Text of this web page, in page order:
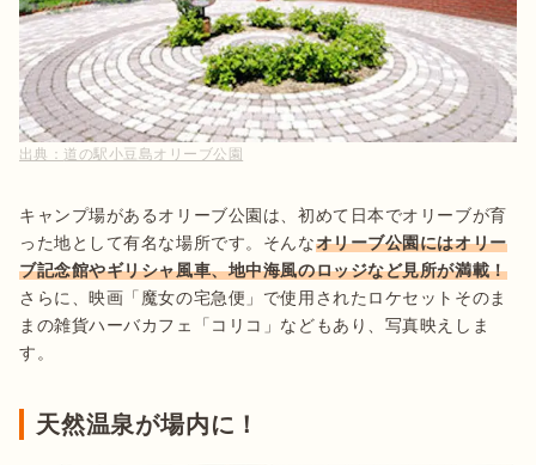
出典： 道の駅小豆島オリーブ公園
キャンプ場があるオリーブ公園は、初めて日本でオリーブが育
った地として有名な場所です。そんなオリーブ公園にはオリー
ブ記念館やギリシャ風車、地中海風のロッジなど見所が満載！
さらに、映画「魔女の宅急便」で使用されたロケセットそのま
まの雑貨ハーバカフェ「コリコ」などもあり、写真映えしま
す。
天然温泉が場内に！